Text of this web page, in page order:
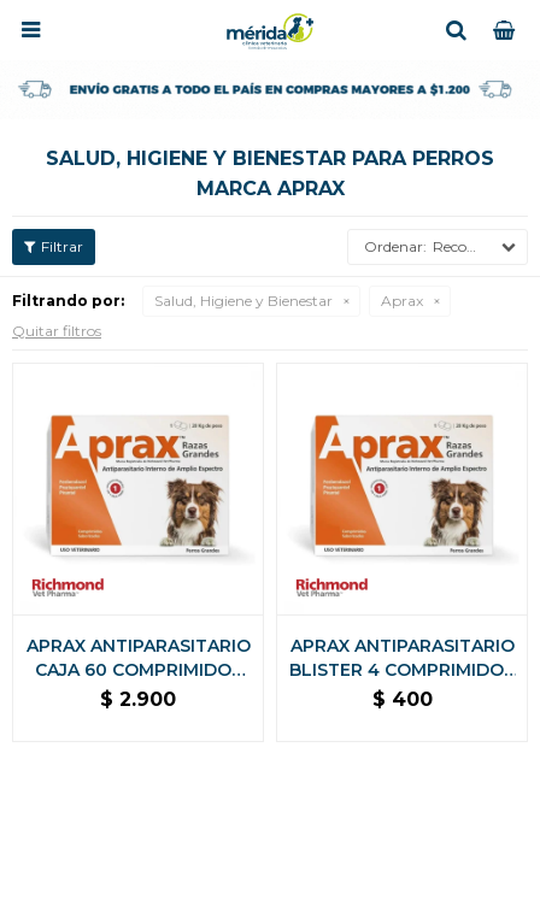

SALUD, HIGIENE Y BIENESTAR PARA PERROS
MARCA APRAX
Recomendados
Filtrando por: Salud, Higiene y Bienestar
Aprax
Quitar filtros
APRAX ANTIPARASITARIO
CAJA 60 COMPRIMIDOS
SABORIZADOS
$ 2.900
APRAX ANTIPARASITARIO
BLISTER 4 COMPRIMIDOS
SABORIZADOS
$ 400